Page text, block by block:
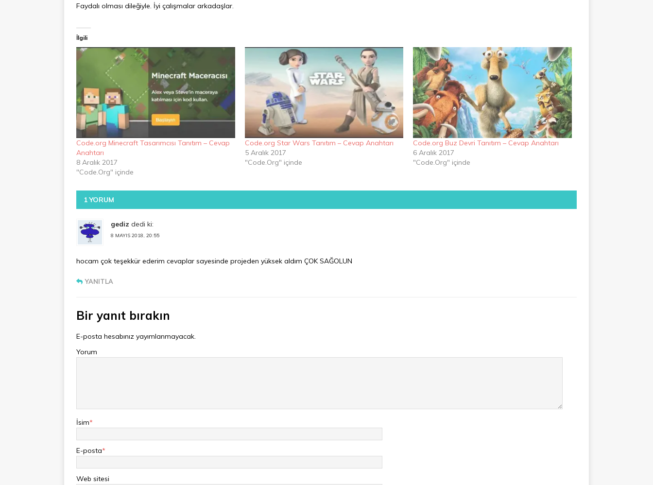
Faydalı olması dileğiyle. İyi çalışmalar arkadaşlar.
İlgili
Code.org Minecraft Tasarımcısı Tanıtım – Cevap
Anahtarı
8 Aralık 2017
"Code.Org" içinde
Code.org Star Wars Tanıtım – Cevap Anahtarı
5 Aralık 2017
"Code.Org" içinde
Code.org Buz Devri Tanıtım – Cevap Anahtarı
6 Aralık 2017
"Code.Org" içinde
1 YORUM
gediz dedi ki:
8 MAYIS 2018, 20:55
hocam çok teşekkür ederim cevaplar sayesinde projeden yüksek aldım ÇOK SAĞOLUN
YANITLA
Bir yanıt bırakın
E-posta hesabınız yayımlanmayacak.
Yorum
İsim*
E-posta*
Web sitesi